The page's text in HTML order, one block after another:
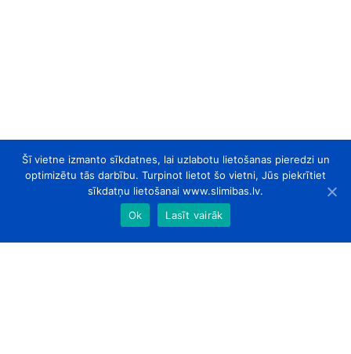
Šī vietne izmanto sīkdatnes, lai uzlabotu lietošanas pieredzi un
optimizētu tās darbību. Turpinot lietot šo vietni, Jūs piekrītiet
sīkdatņu lietošanai www.slimibas.lv.
Ok
Lasīt vairāk